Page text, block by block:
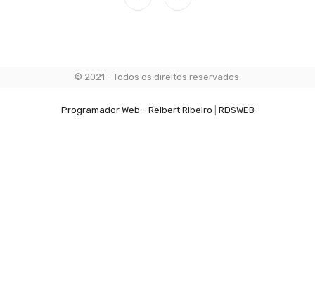
© 2021 - Todos os direitos reservados.
Programador Web - Relbert Ribeiro RDSWEB